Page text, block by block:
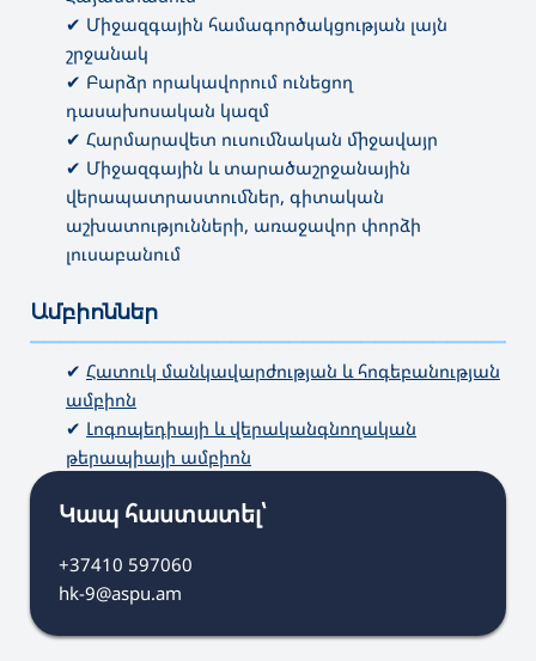
✔ Միջազգային համագործակցության լայն
շրջանակ
✔ Բարձր որակավորում ունեցող
դասախոսական կազմ
✔ Հարմարավետ ուսումնական միջավայր
✔ Միջազգային և տարածաշրջանային
վերապատրաստումներ, գիտական
աշխատությունների, առաջավոր փորձի
լուսաբանում
Ամբիոններ
✔ Հատուկ մանկավարժության և հոգեբանության
ամբիոն
✔ Լոգոպեդիայի և վերականգնողական
թերապիայի ամբիոն
Կապ հաստատել՝
+37410 597060
hk-9@aspu.am